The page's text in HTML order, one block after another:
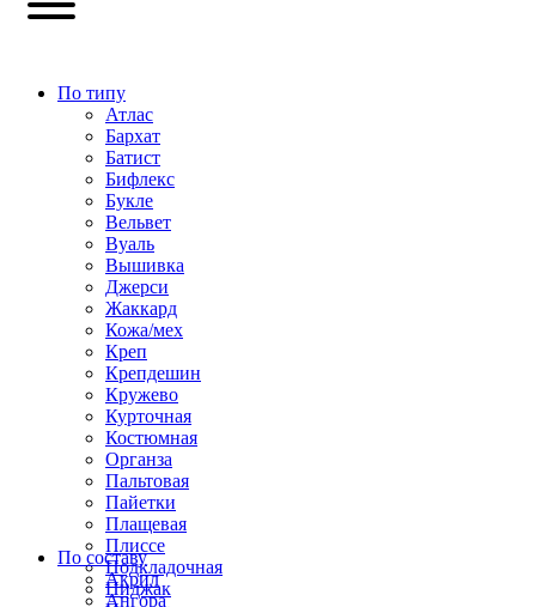
По типу
Атлас
Бархат
Батист
Бифлекс
Букле
Вельвет
Вуаль
Вышивка
Джерси
Жаккард
Кожа/мех
Креп
Крепдешин
Кружево
Курточная
Костюмная
Органза
Пальтовая
Пайетки
Плащевая
Плиссе
Подкладочная
Пиджак
По составу
Акрил
Ангора